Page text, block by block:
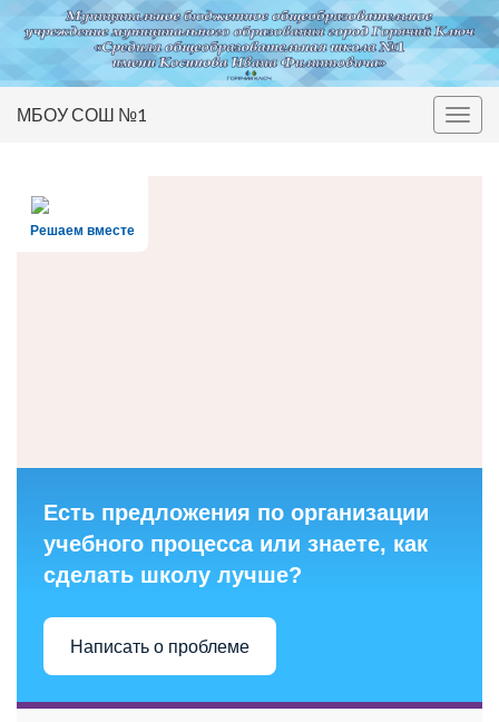
Вкл/
МБОУ СОШ №1
Решаем вместе
Есть предложения по организации
учебного процесса или знаете, как
сделать школу лучше?
Написать о проблеме